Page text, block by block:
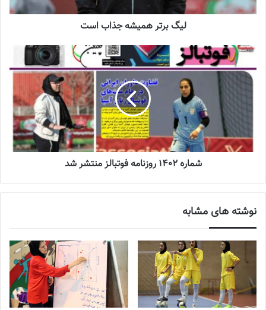
برگزاری اردوی انتخابی تیم ملی فوتسال
بانوان
◾️ با فوتبالز همراه شوید ◾️فوتبالزرا در اینستاگرام دنبال کنید
footballs.women@
برچسب ها جام ملت‌های آسیا زری فتحی زنان
زهرا رحیمی
گلاره ناظمی
لیگ برتر همیشه جذاب است
شماره 1402 روزنامه فوتبالز منتشر شد
نوشته های مشابه